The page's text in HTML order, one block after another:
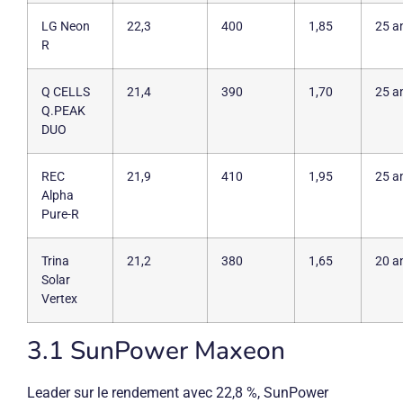
LG Neon
R
22,3 400 1,85 25
Q CELLS
Q.PEAK
DUO
21,4 390 1,70 25
REC
Alpha
Pure-R
21,9 410 1,95 25
Trina
Solar
Vertex
21,2 380 1,65 20
3.1 SunPower Maxeon
Leader sur le rendement avec 22,8 %, SunPower